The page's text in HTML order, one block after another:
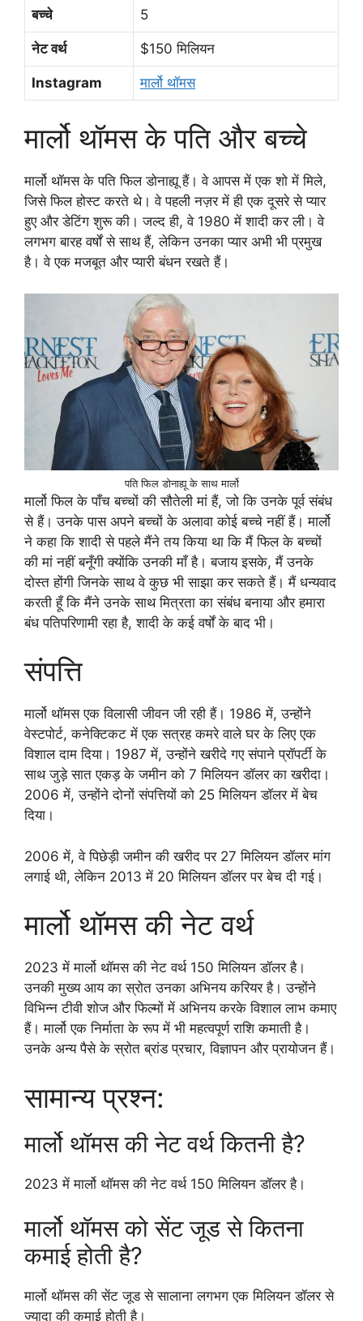
बच्चे 5
नेट वर्थ $150 मिलियन
Instagram मार्लो थॉमस
मार्लो थॉमस के पति और बच्चे
मार्लो थॉमस के पति फिल डोनाह्यू हैं। वे आपस में एक शो में मिले,
जिसे फिल होस्ट करते थे। वे पहली नज़र में ही एक दूसरे से प्यार
हुए और डेटिंग शुरू की। जल्द ही, वे 1980 में शादी कर ली। वे
लगभग बारह वर्षों से साथ हैं, लेकिन उनका प्यार अभी भी प्रमुख
है। वे एक मजबूत और प्यारी बंधन रखते हैं।
पति फिल डोनाह्यू के साथ मार्लो
मार्लो फिल के पाँच बच्चों की सौतेली मां हैं, जो कि उनके पूर्व संबंध
से हैं। उनके पास अपने बच्चों के अलावा कोई बच्चे नहीं हैं। मार्लो
ने कहा कि शादी से पहले मैंने तय किया था कि मैं फिल के बच्चों
की मां नहीं बनूँगी क्योंकि उनकी माँ है। बजाय इसके, मैं उनके
दोस्त होंगी जिनके साथ वे कुछ भी साझा कर सकते हैं। मैं धन्यवाद
करती हूँ कि मैंने उनके साथ मित्रता का संबंध बनाया और हमारा
बंध पतिपरिणामी रहा है, शादी के कई वर्षों के बाद भी।
संपत्ति
मार्लो थॉमस एक विलासी जीवन जी रही हैं। 1986 में, उन्होंने
वेस्टपोर्ट, कनेक्टिकट में एक सत्रह कमरे वाले घर के लिए एक
विशाल दाम दिया। 1987 में, उन्होंने खरीदे गए संपाने प्रॉपर्टी के
साथ जुड़े सात एकड़ के जमीन को 7 मिलियन डॉलर का खरीदा।
2006 में, उन्होंने दोनों संपत्तियों को 25 मिलियन डॉलर में बेच
दिया।
2006 में, वे पिछेड़ी जमीन की खरीद पर 27 मिलियन डॉलर मांग
लगाई थी, लेकिन 2013 में 20 मिलियन डॉलर पर बेच दी गई।
मार्लो थॉमस की नेट वर्थ
2023 में मार्लो थॉमस की नेट वर्थ 150 मिलियन डॉलर है।
उनकी मुख्य आय का स्रोत उनका अभिनय करियर है। उन्होंने
विभिन्न टीवी शोज और फिल्मों में अभिनय करके विशाल लाभ कमाए
हैं। मार्लो एक निर्माता के रूप में भी महत्वपूर्ण राशि कमाती है।
उनके अन्य पैसे के स्रोत ब्रांड प्रचार, विज्ञापन और प्रायोजन हैं।
सामान्य प्रश्न:
मार्लो थॉमस की नेट वर्थ कितनी है?
2023 में मार्लो थॉमस की नेट वर्थ 150 मिलियन डॉलर है।
मार्लो थॉमस को सेंट जूड से कितना
कमाई होती है?
मार्लो थॉमस की सेंट जूड से सालाना लगभग एक मिलियन डॉलर से
ज्यादा की कमाई होती है।